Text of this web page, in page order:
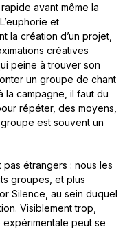
avant même la
et
la création d’un projet,
créatives
peine à trouver son
un groupe de chant
la campagne, il faut du
répéter, des moyens,
est souvent un
étrangers : nous les
groupes, et plus
Silence, au sein duquel
Visiblement trop,
peut se